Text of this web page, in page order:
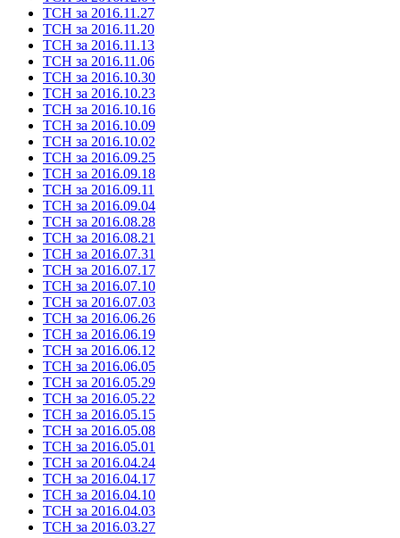
ТСН за 2016.11.27
ТСН за 2016.11.20
ТСН за 2016.11.13
ТСН за 2016.11.06
ТСН за 2016.10.30
ТСН за 2016.10.23
ТСН за 2016.10.16
ТСН за 2016.10.09
ТСН за 2016.10.02
ТСН за 2016.09.25
ТСН за 2016.09.18
ТСН за 2016.09.11
ТСН за 2016.09.04
ТСН за 2016.08.28
ТСН за 2016.08.21
ТСН за 2016.07.31
ТСН за 2016.07.17
ТСН за 2016.07.10
ТСН за 2016.07.03
ТСН за 2016.06.26
ТСН за 2016.06.19
ТСН за 2016.06.12
ТСН за 2016.06.05
ТСН за 2016.05.29
ТСН за 2016.05.22
ТСН за 2016.05.15
ТСН за 2016.05.08
ТСН за 2016.05.01
ТСН за 2016.04.24
ТСН за 2016.04.17
ТСН за 2016.04.10
ТСН за 2016.04.03
ТСН за 2016.03.27